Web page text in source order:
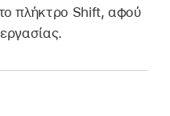
πλήκτρο Shift, αφού